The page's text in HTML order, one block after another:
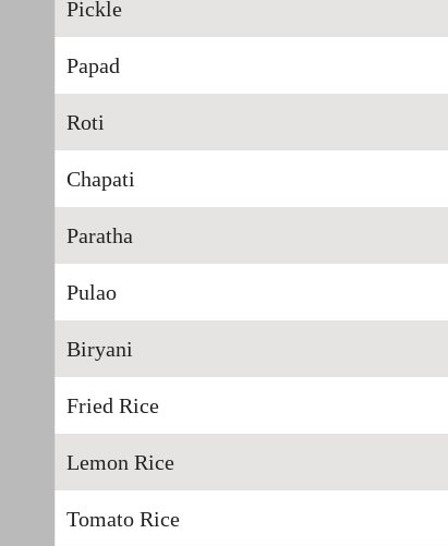
Pickle
Papad
Roti
Chapati
Paratha
Pulao
Biryani
Fried Rice
Lemon Rice
Tomato Rice